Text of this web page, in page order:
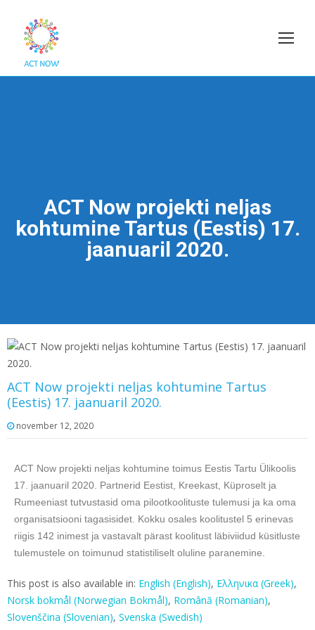
ACT Now projekti neljas
kohtumine Tartus (Eestis) 17.
jaanuaril 2020.
ACT Now projekti neljas kohtumine Tartus
(Eestis) 17. jaanuaril 2020.
november 12, 2020
ACT Now projekti neljas kohtumine toimus Eestis Tartu Ülikoolis
17. jaanuaril 2020. Partnerid Eestist, Kreekast, Küproselt ja
Rumeeniast tutvustasid oma pilootkoolituste tulemusi ja ka oma
organisatsiooni tagasisidet. Kokku osales koolitustel 5 erinevas
riigis 142 inimest ja vastavalt pärast koolitust läbiviidud küsitluste
tulemustele on toimunud statistiliselt oluline paranemine.
This post is also available in: English (English) Ελληνικα (Greek)
Norsk bokmål (Norwegian Bokmål) Română (Romanian)
Slovenščina (Slovenian) Svenska (Swedish)